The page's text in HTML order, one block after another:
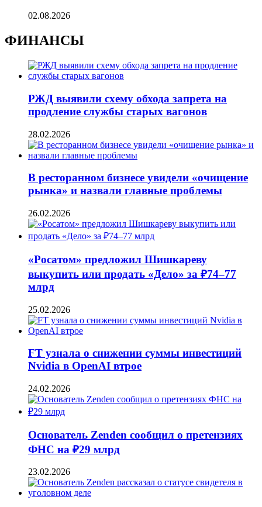
02.08.2026
ФИНАНСЫ
РЖД выявили схему обхода запрета на
продление службы старых вагонов
28.02.2026
В ресторанном бизнесе увидели «очищение
рынка» и назвали главные проблемы
26.02.2026
«Росатом» предложил Шишкареву
выкупить или продать «Дело» за ₽74–77
млрд
25.02.2026
FT узнала о снижении суммы инвестиций
Nvidia в OpenAI втрое
24.02.2026
Основатель Zenden сообщил о претензиях
ФНС на ₽29 млрд
23.02.2026